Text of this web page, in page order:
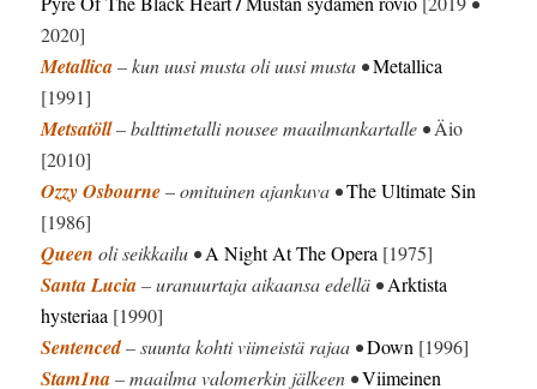
2020]
Metallica– kun uusi musta oli uusi musta •Metallica
[1991]
Metsatöll– balttimetalli nousee maailmankartalle •Äio
[2010]
Ozzy Osbourne– omituinen ajankuva •The Ultimate Sin
[1986]
Queen oli seikkailu •A Night At The Opera [1975]
Santa Lucia– uranuurtaja aikaansa edellä •Arktista
hysteriaa [1990]
Sentenced– suunta kohti viimeistä rajaa •Down [1996]
Stam1na– maailma valomerkin jälkeen •Viimeinen